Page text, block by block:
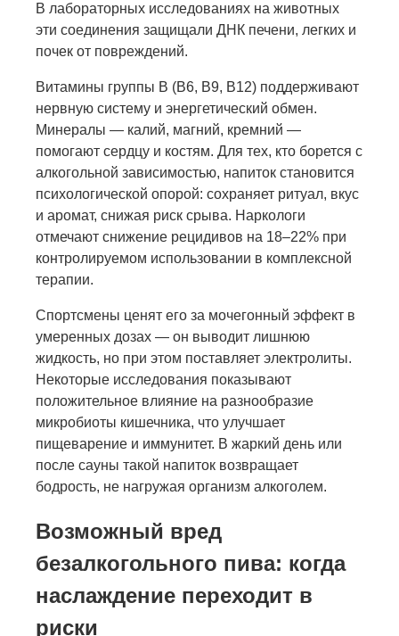
В лабораторных исследованиях на животных
эти соединения защищали ДНК печени, легких и
почек от повреждений.
Витамины группы B (B6, B9, B12) поддерживают
нервную систему и энергетический обмен.
Минералы — калий, магний, кремний —
помогают сердцу и костям. Для тех, кто борется с
алкогольной зависимостью, напиток становится
психологической опорой: сохраняет ритуал, вкус
и аромат, снижая риск срыва. Наркологи
отмечают снижение рецидивов на 18–22% при
контролируемом использовании в комплексной
терапии.
Спортсмены ценят его за мочегонный эффект в
умеренных дозах — он выводит лишнюю
жидкость, но при этом поставляет электролиты.
Некоторые исследования показывают
положительное влияние на разнообразие
микробиоты кишечника, что улучшает
пищеварение и иммунитет. В жаркий день или
после сауны такой напиток возвращает
бодрость, не нагружая организм алкоголем.
Возможный вред
безалкогольного пива: когда
наслаждение переходит в
риски